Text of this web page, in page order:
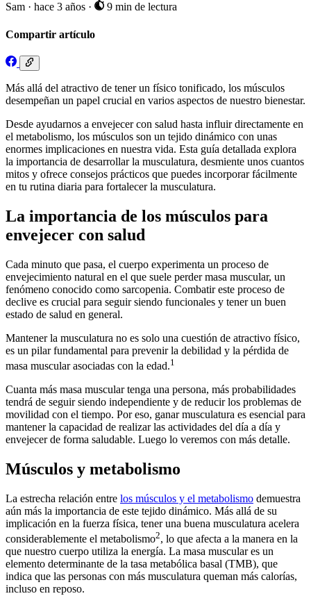
Sam · hace 3 años · 9 min de lectura
Compartir artículo
Más allá del atractivo de tener un físico tonificado, los músculos
desempeñan un papel crucial en varios aspectos de nuestro bienestar.
Desde ayudarnos a envejecer con salud hasta influir directamente en
el metabolismo, los músculos son un tejido dinámico con unas
enormes implicaciones en nuestra vida. Esta guía detallada explora
la importancia de desarrollar la musculatura, desmiente unos cuantos
mitos y ofrece consejos prácticos que puedes incorporar fácilmente
en tu rutina diaria para fortalecer la musculatura.
La importancia de los músculos para
envejecer con salud
Cada minuto que pasa, el cuerpo experimenta un proceso de
envejecimiento natural en el que suele perder masa muscular, un
fenómeno conocido como sarcopenia. Combatir este proceso de
declive es crucial para seguir siendo funcionales y tener un buen
estado de salud en general.
Mantener la musculatura no es solo una cuestión de atractivo físico,
es un pilar fundamental para prevenir la debilidad y la pérdida de
masa muscular asociadas con la edad.1
Cuanta más masa muscular tenga una persona, más probabilidades
tendrá de seguir siendo independiente y de reducir los problemas de
movilidad con el tiempo. Por eso, ganar musculatura es esencial para
mantener la capacidad de realizar las actividades del día a día y
envejecer de forma saludable. Luego lo veremos con más detalle.
Músculos y metabolismo
La estrecha relación entre los músculos y el metabolismo demuestra
aún más la importancia de este tejido dinámico. Más allá de su
implicación en la fuerza física, tener una buena musculatura acelera
considerablemente el metabolismo2, lo que afecta a la manera en la
que nuestro cuerpo utiliza la energía. La masa muscular es un
elemento determinante de la tasa metabólica basal (TMB), que
indica que las personas con más musculatura queman más calorías,
incluso en reposo.